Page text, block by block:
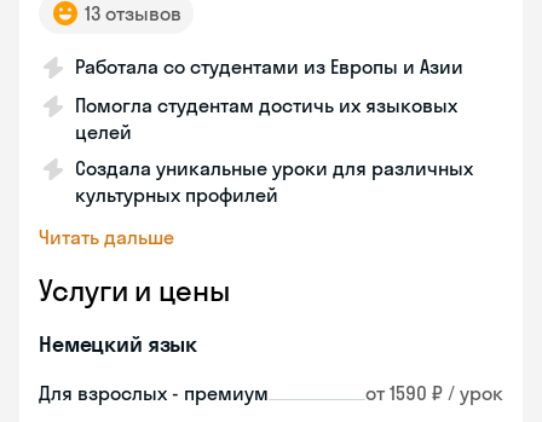
13 отзывов
Работала со студентами из Европы и Азии
Помогла студентам достичь их языковых
целей
Создала уникальные уроки для различных
культурных профилей
Читать дальше
Услуги и цены
Немецкий язык
Для взрослых - премиум от 1590 ₽ / урок